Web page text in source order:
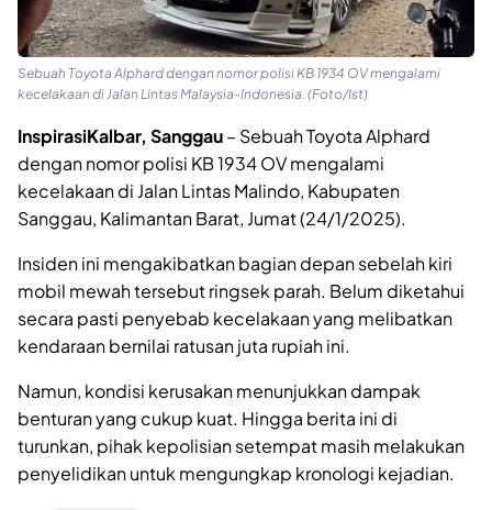
Sebuah Toyota Alphard dengan nomor polisi KB 1934 OV mengalami
kecelakaan di Jalan Lintas Malaysia-Indonesia. (Foto/Ist)
InspirasiKalbar, Sanggau– Sebuah Toyota Alphard
dengan nomor polisi KB 1934 OV mengalami
kecelakaan di Jalan Lintas Malindo, Kabupaten
Sanggau, Kalimantan Barat, Jumat (24/1/2025).
Insiden ini mengakibatkan bagian depan sebelah kiri
mobil mewah tersebut ringsek parah. Belum diketahui
secara pasti penyebab kecelakaan yang melibatkan
kendaraan bernilai ratusan juta rupiah ini.
Namun, kondisi kerusakan menunjukkan dampak
benturan yang cukup kuat. Hingga berita ini di
turunkan, pihak kepolisian setempat masih melakukan
penyelidikan untuk mengungkap kronologi kejadian.